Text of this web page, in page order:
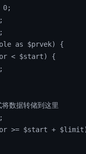
0;
as $prvek) {
< $start) {
数据转储到这里
>= $start +